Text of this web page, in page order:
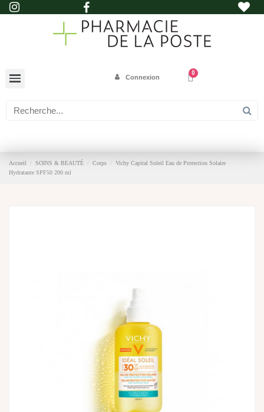
Connexion
Accueil SOINS & BEAUTÉ Corps
Vichy Capital Soleil Eau de Protection Solaire
Hydratante SPF50 200 ml